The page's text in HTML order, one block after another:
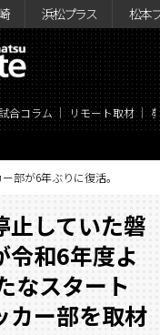
浜松プラス 松本
試合コラム リモート取材
部が6年ぶりに復活。
止していた磐
令和6年度よ
なスタート
カー部を取材